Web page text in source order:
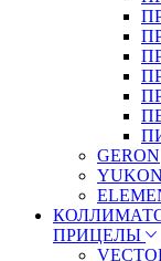
GERON
ПРИЦЕЛЫ